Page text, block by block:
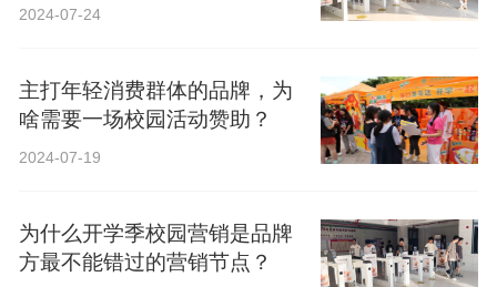
2024-07-24
主打年轻消费群体的品牌，为
啥需要一场校园活动赞助？
2024-07-19
为什么开学季校园营销是品牌
方最不能错过的营销节点？